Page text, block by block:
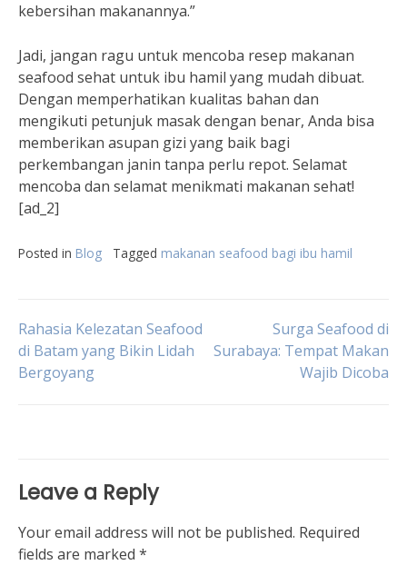
kebersihan makanannya.”
Jadi, jangan ragu untuk mencoba resep makanan
seafood sehat untuk ibu hamil yang mudah dibuat.
Dengan memperhatikan kualitas bahan dan
mengikuti petunjuk masak dengan benar, Anda bisa
memberikan asupan gizi yang baik bagi
perkembangan janin tanpa perlu repot. Selamat
mencoba dan selamat menikmati makanan sehat!
[ad_2]
Posted in Blog Tagged makanan seafood bagi ibu hamil
Post
navigation
Rahasia Kelezatan Seafood
di Batam yang Bikin Lidah
Bergoyang
Surga Seafood di
Surabaya: Tempat Makan
Wajib Dicoba
Leave a Reply
Your email address will not be published. Required
fields are marked *